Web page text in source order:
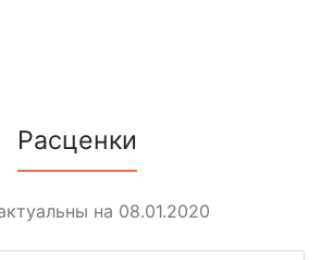
Расценки
на 08.01.2020